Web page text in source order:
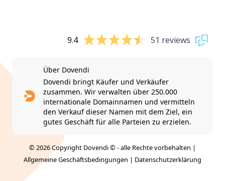
9.4 51 reviews
Über Dovendi
Dovendi bringt Käufer und Verkäufer
zusammen. Wir verwalten über 250.000
internationale Domainnamen und vermitteln
den Verkauf dieser Namen mit dem Ziel, ein
gutes Geschäft für alle Parteien zu erzielen.
© 2026 Copyright Dovendi © - alle Rechte vorbehalten |
Allgemeine Geschäftsbedingungen | Datenschutzerklärung